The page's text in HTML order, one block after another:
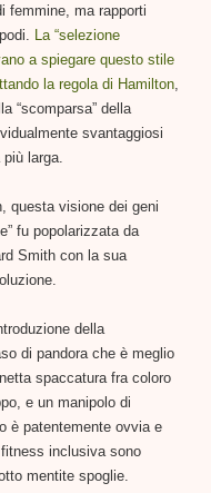
femmine, ma rapporti
La “selezione
a spiegare questo stile
la regola di Hamilton
“scomparsa” della
svantaggiosi
larga.
questa visione dei geni
fu popolarizzata da
Smith con la sua
della
di pandora che è meglio
spaccatura fra coloro
e un manipolo di
è patentemente ovvia e
inclusiva sono
mentite spoglie.